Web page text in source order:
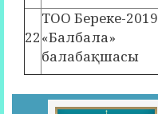
22
ТОО Береке-2019
«Балбала»
балабақшасы